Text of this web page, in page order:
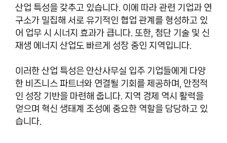
산업 특성을 갖추고 있습니다. 이에 따라 관련 기업과 연
구소가 밀집해 서로 유기적인 협업 관계를 형성하고 있
어 업무 시 시너지 효과가 큽니다. 또한, 첨단 기술 및 신
재생 에너지 산업도 빠르게 성장 중인 지역입니다.
이러한 산업 특성은 안산사무실 입주 기업들에게 다양
한 비즈니스 파트너와 연결될 기회를 제공하며, 안정적
인 성장 기반을 마련해 줍니다. 지역 경제 역시 활력을
얻으며 혁신 생태계 조성에 중요한 역할을 담당하고 있
습니다.